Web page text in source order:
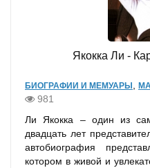
Якокка Ли -
БИОГРАФИИ И МЕМУАРЫ
981
Ли Якокка – один из
двадцать лет
автобиография
котором в живой и